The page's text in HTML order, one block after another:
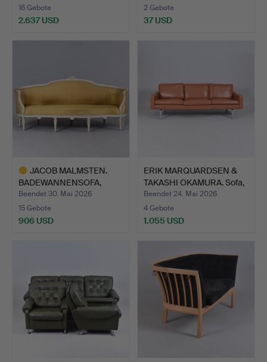
16 Gebote
2.637 USD
2 Gebote
37 USD
JACOB MALMSTEN.
BADEWANNENSOFA,
geschnitte…
Beendet 30. Mai 2026
15 Gebote
906 USD
ERIK MARQUARDSEN &
TAKASHI OKAMURA. Sofa,
…
Beendet 24. Mai 2026
4 Gebote
1.055 USD